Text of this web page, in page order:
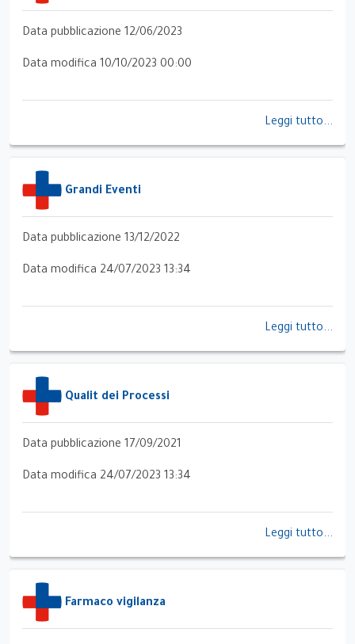
Data pubblicazione 12/06/2023
Data modifica 10/10/2023 00:00
Leggi tutto...
Grandi Eventi
Data pubblicazione 13/12/2022
Data modifica 24/07/2023 13:34
Leggi tutto...
Qualit dei Processi
Data pubblicazione 17/09/2021
Data modifica 24/07/2023 13:34
Leggi tutto...
Farmaco vigilanza